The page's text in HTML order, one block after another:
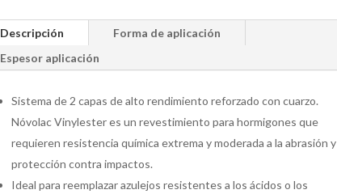
Descripción
Forma de aplicación
Espesor aplicación
Sistema de 2 capas de alto rendimiento reforzado con cuarzo.
Nóvolac Vinylester es un revestimiento para hormigones que
requieren resistencia química extrema y moderada a la abrasión y
protección contra impactos.
Ideal para reemplazar azulejos resistentes a los ácidos o los